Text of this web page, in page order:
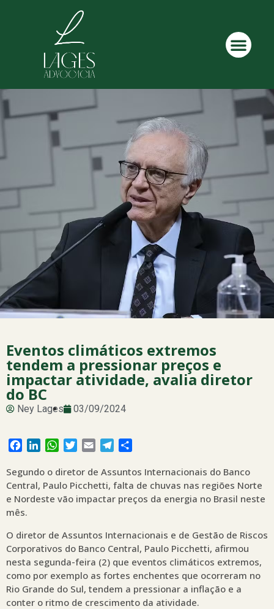
Eventos climáticos extremos
tendem a pressionar preços e
impactar atividade, avalia diretor
do BC
Ney Lages 03/09/2024
Facebook
LinkedInWhatsApp
Twitter
Email Telegram
Segundo o diretor de Assuntos Internacionais do Banco
Central, Paulo Picchetti, falta de chuvas nas regiões Norte
e Nordeste vão impactar preços da energia no Brasil neste
mês.
O diretor de Assuntos Internacionais e de Gestão de Riscos
Corporativos do Banco Central, Paulo Picchetti, afirmou
nesta segunda-feira (2) que eventos climáticos extremos,
como por exemplo as fortes enchentes que ocorreram no
Rio Grande do Sul, tendem a pressionar a inflação e a
conter o ritmo de crescimento da atividade.